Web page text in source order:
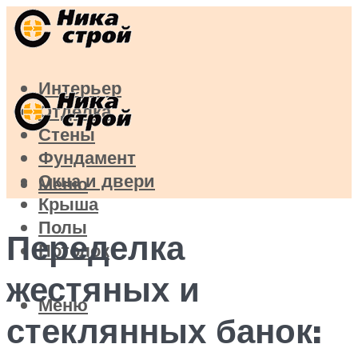
Интерьер
Отделка
Стены
Фундамент
Окна и двери
Крыша
Полы
Потолок
Меню
Меню
Переделка
жестяных и
стеклянных банок: